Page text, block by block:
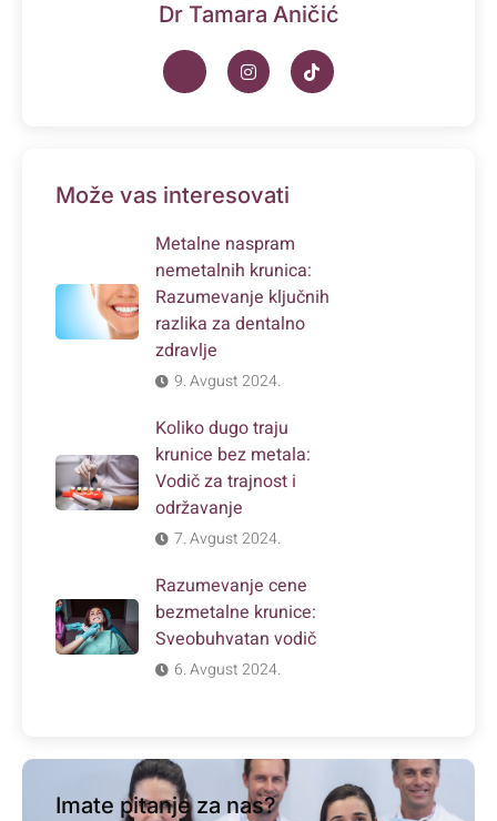
Dr Tamara Aničić
Može vas interesovati
Metalne naspram
nemetalnih krunica:
Razumevanje ključnih
razlika za dentalno
zdravlje
9. Avgust 2024.
Koliko dugo traju
krunice bez metala:
Vodič za trajnost i
održavanje
7. Avgust 2024.
Razumevanje cene
bezmetalne krunice:
Sveobuhvatan vodič
6. Avgust 2024.
Imate pitanje za nas?